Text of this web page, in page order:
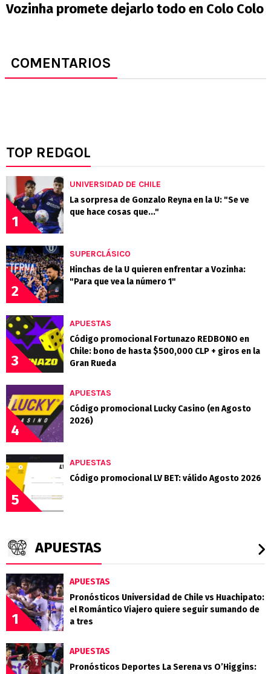
Vozinha promete dejarlo todo en Colo Colo
COMENTARIOS
TOP REDGOL
1
UNIVERSIDAD DE CHILE
La sorpresa de Gonzalo Reyna en la U: "Se ve
que hace cosas que..."
2
SUPERCLÁSICO
Hinchas de la U quieren enfrentar a Vozinha:
"Para que vea la número 1"
3
APUESTAS
Código promocional Fortunazo REDBONO en
Chile: bono de hasta $500,000 CLP + giros en la
Gran Rueda
4
APUESTAS
Código promocional Lucky Casino (en Agosto
2026)
5
APUESTAS
Código promocional LV BET: válido Agosto 2026
APUESTAS
1
APUESTAS
Pronósticos Universidad de Chile vs Huachipato:
el Romántico Viajero quiere seguir sumando de
a tres
APUESTAS
Pronósticos Deportes La Serena vs O’Higgins: